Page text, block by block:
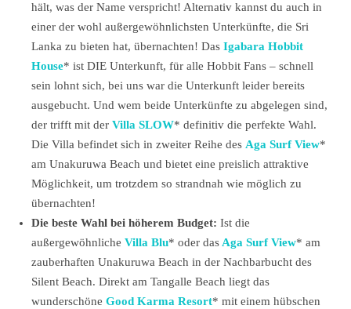
hält, was der Name verspricht! Alternativ kannst du auch in
einer der wohl außergewöhnlichsten Unterkünfte, die Sri
Lanka zu bieten hat, übernachten! Das Igabara Hobbit
House* ist DIE Unterkunft, für alle Hobbit Fans – schnell
sein lohnt sich, bei uns war die Unterkunft leider bereits
ausgebucht. Und wem beide Unterkünfte zu abgelegen sind,
der trifft mit der Villa SLOW* definitiv die perfekte Wahl.
Die Villa befindet sich in zweiter Reihe des Aga Surf View*
am Unakuruwa Beach und bietet eine preislich attraktive
Möglichkeit, um trotzdem so strandnah wie möglich zu
übernachten!
Die beste Wahl bei höherem Budget: Ist die
außergewöhnliche Villa Blu* oder dasAga Surf View* am
zauberhaften Unakuruwa Beach in der Nachbarbucht des
Silent Beach. Direkt am Tangalle Beach liegt das
wunderschöne Good Karma Resort* mit einem hübschen